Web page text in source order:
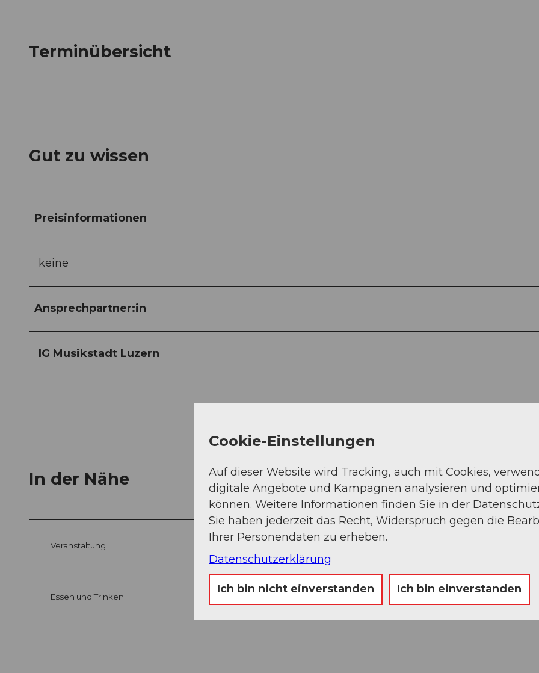
Terminübersicht
Gut zu wissen
Preisinformationen
keine
Ansprechpartner:in
IG Musikstadt Luzern
In der Nähe Auf der Karte
Veranstaltung
Essen und Trinken
Cookie-Einstellungen
Auf dieser Website wird Tracking, auch mit Cookies,
digitale Angebote und Kampagnen analysieren und
können. Weitere Informationen finden Sie in der
Sie haben jederzeit das Recht, Widerspruch gegen die
Ihrer Personendaten zu erheben.
Datenschutzerklärung
Ich bin nicht einverstanden Ich bin einverstanden